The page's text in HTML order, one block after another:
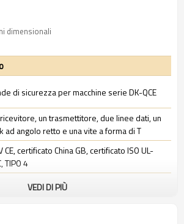
dimensionali
di sicurezza per macchine serie DK-QCE
un trasmettitore, due linee dati, un
ad angolo retto e una vite a forma di T
CE, certificato China GB, certificato ISO UL-
TIPO 4
industriale standard
VEDI DI PIÙ